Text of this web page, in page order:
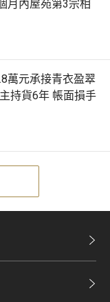
月內屋苑第3宗相
萬元承接青衣盈翠
持貨6年 帳面損手